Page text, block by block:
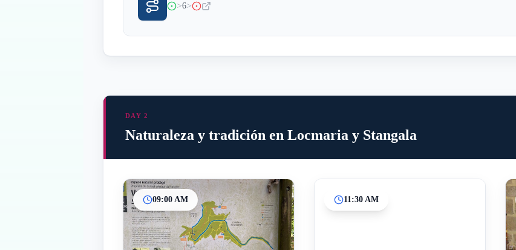
>6>
DAY 2
Naturaleza y tradición en Locmaria y Stangala
09:00 AM 11:30 AM